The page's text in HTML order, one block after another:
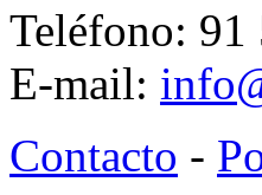
Teléfono: 91
E-mail:
Contacto -